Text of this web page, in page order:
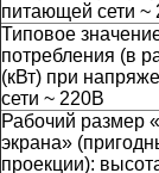
питающей сети ~
Типовое
потребления (в
(кВт) при
сети ~ 220В
Рабочий размер
экрана»
проекции):